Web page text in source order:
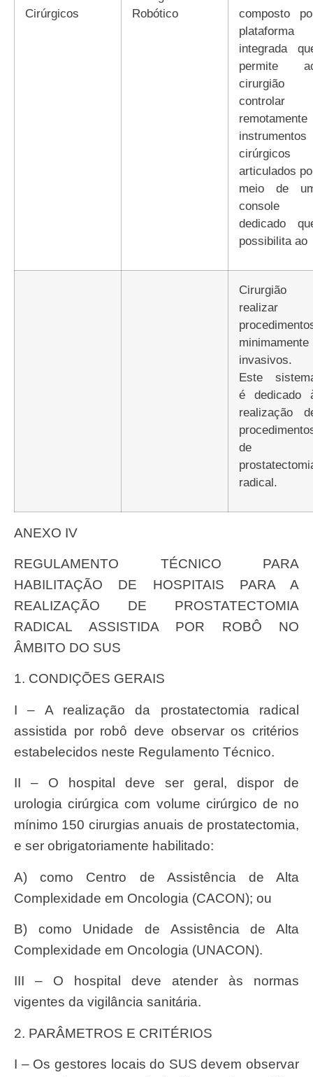
Cirúrgicos
Robótico
composto
plataforma
integrada
permite
cirurgião
controlar
remotamente
instrumentos
cirúrgicos
articulados
meio de
console
dedicado
possibilita ao
cirurgião
realizar
minimamente
invasivos.
Este
é dedicado
realização
de
radical.
ANEXO IV
REGULAMENTO TÉCNICO PARA
HABILITAÇÃO DE HOSPITAIS PARA A
REALIZAÇÃO DE PROSTATECTOMIA
RADICAL ASSISTIDA POR ROBÔ NO
ÂMBITO DO SUS
1. CONDIÇÕES GERAIS
I – A realização da prostatectomia radical
assistida por robô deve observar os critérios
estabelecidos neste Regulamento Técnico.
II – O hospital deve ser geral, dispor de
urologia cirúrgica com volume cirúrgico de no
mínimo 150 cirurgias anuais de prostatectomia,
e ser obrigatoriamente habilitado:
a) como Centro de Assistência de Alta
Complexidade em Oncologia (CACON); ou
b) como Unidade de Assistência de Alta
Complexidade em Oncologia (UNACON).
III – O hospital deve atender às normas
vigentes da vigilância sanitária.
2. PARÂMETROS E CRITÉRIOS
I – Os gestores locais do SUS devem observar